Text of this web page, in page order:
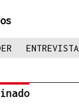
ENTREVISTA